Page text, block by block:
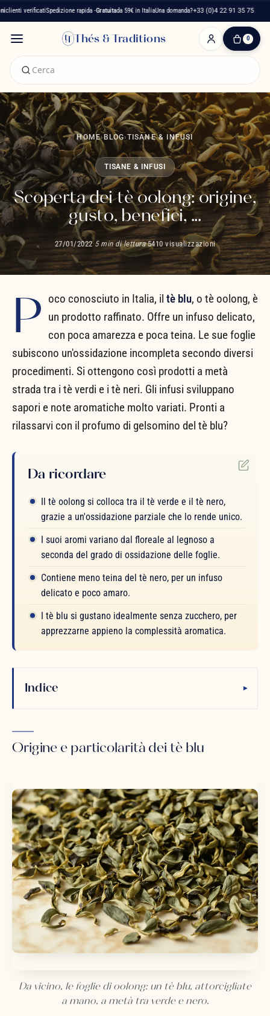
Spedizione rapida -Gratuitada 59€ in ItaliaUna domanda?+33 (0)4 22 91 35 75
Thés & Traditions 0
0
0,00 €
Il
Mio
Carrello
HOME› BLOG›TISANE & INFUSI
TISANE & INFUSI
Scoperta dei tè oolong: origine,
gusto, benefici, ...
27/01/2022·5 min di lettura·5410 visualizzazioni
P oco conosciuto in Italia, il tè blu, o tè oolong, è
un prodotto raffinato. Offre un infuso delicato,
con poca amarezza e poca teina. Le sue foglie
subiscono un'ossidazione incompleta secondo diversi
procedimenti. Si ottengono così prodotti a metà
strada tra i tè verdi e i tè neri. Gli infusi sviluppano
sapori e note aromatiche molto variati. Pronti a
rilassarvi con il profumo di gelsomino del tè blu?
Da ricordare
Il tè oolong si colloca tra il tè verde e il tè nero,
grazie a un'ossidazione parziale che lo rende unico.
I suoi aromi variano dal floreale al legnoso a
seconda del grado di ossidazione delle foglie.
Contiene meno teina del tè nero, per un infuso
delicato e poco amaro.
I tè blu si gustano idealmente senza zucchero, per
apprezzarne appieno la complessità aromatica.
Indice ▾
Origine e particolarità dei tè blu
Da vicino, le foglie di oolong: un tè blu, attorcigliate
a mano, a metà tra verde e nero.